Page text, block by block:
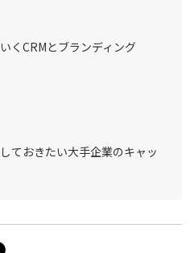
くCRMとブランディング
ておきたい大手企業のキャッ